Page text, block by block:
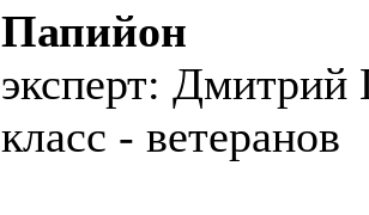
Папийон
эксперт:
класс - ветеранов